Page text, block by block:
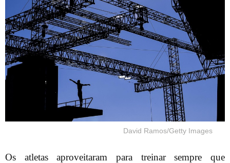
David Ramos/Getty Images
Os atletas aproveitaram para treinar sempre que